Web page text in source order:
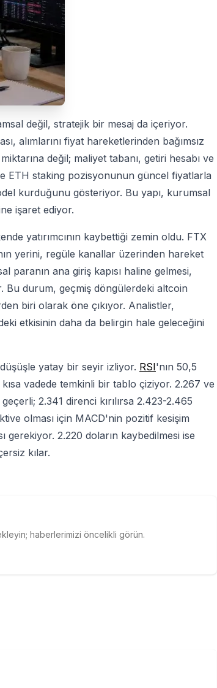
değil, stratejik bir mesaj da içeriyor.
alımlarını fiyat hareketlerinden bağımsız
değil; maliyet tabanı, getiri hesabı ve
ETH staking pozisyonunun güncel fiyatlarla
kurduğunu gösteriyor. Bu yapı, kurumsal
işaret ediyor.
yatırımcının kaybettiği zemin oldu. FTX
yerini, regüle kanallar üzerinden hareket
ana giriş kapısı haline gelmesi,
Bu durum, geçmiş döngülerdeki altcoin
biri olarak öne çıkıyor. Analistler,
etkisinin daha da belirgin hale geleceğini
yatay bir seyir izliyor. RSI'nın 50,5
vadede temkinli bir tablo çiziyor. 2.267 ve
2.341 direnci kırılırsa 2.423-2.465
olması için MACD'nin pozitif kesişim
gerekiyor. 2.220 doların kaybedilmesi ise
kılar.
haberlerimizi öncelikli görün.